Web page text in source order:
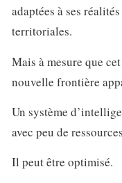
adaptées à ses
territoriales.
Mais à mesure que
nouvelle frontière
Un système
avec peu de
Il peut être optimisé.